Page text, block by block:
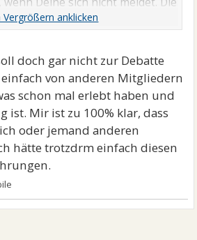
kannst Du übrigens
Genug der Auskunft.
Sehr kurz war für das
noch nichts.
doch gar nicht zur Debatte
von anderen Mitgliedern
schon mal erlebt haben und
ist. Mir ist zu 100% klar, dass
oder jemand anderen
hätte trotzdrm einfach diesen